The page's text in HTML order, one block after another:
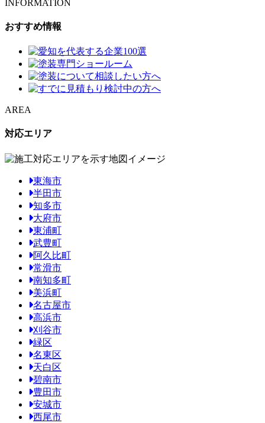
INFORMATION
おすすめ情報
AREA
対応エリア
東海市
半田市
知多市
大府市
東浦町
武豊町
阿久比町
常滑市
南知多町
美浜町
名古屋市
高浜市
刈谷市
緑区
名東区
天白区
碧南市
豊田市
安城市
西尾市